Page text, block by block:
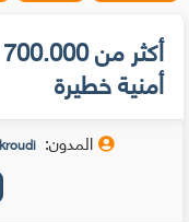
أمنية خطيرة
المدون: